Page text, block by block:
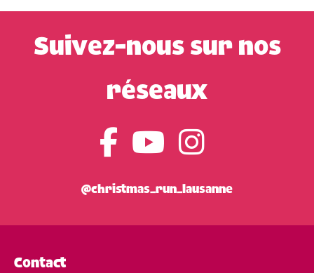
Suivez-nous sur nos
réseaux
@christmas_run_lausanne
Contact